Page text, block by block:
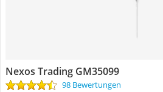
Nexos Trading GM35099
98 Bewertungen